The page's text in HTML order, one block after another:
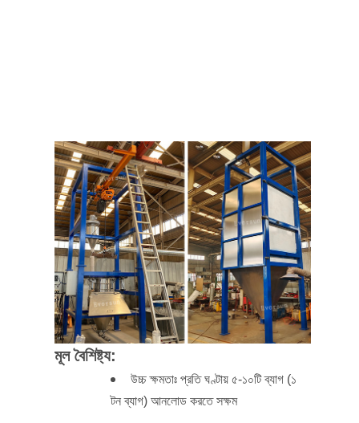
মূল বৈশিষ্ট্য:
উচ্চ ক্ষমতাঃ প্রতি ঘণ্টায় ৫-১০টি ব্যাগ (১
টন ব্যাগ) আনলোড করতে সক্ষম